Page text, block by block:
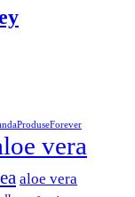
vera
aloe vera